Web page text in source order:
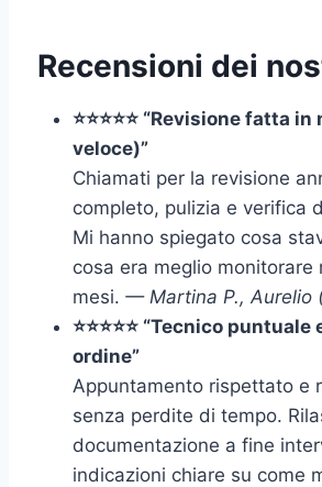
Recensioni dei
⭐⭐⭐⭐⭐ “Revisione fatta
veloce)”
Chiamati per la revisione
completo, pulizia e verifica
Mi hanno spiegato cosa
cosa era meglio monitorare
mesi. — Martina P., Aurelio
⭐⭐⭐⭐⭐ “Tecnico
ordine”
Appuntamento rispettato e
senza perdite di tempo.
documentazione a fine
indicazioni chiare su come